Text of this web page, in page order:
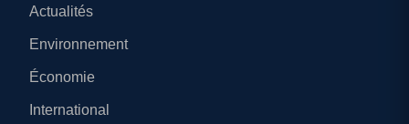
Actualités
Environnement
Économie
International